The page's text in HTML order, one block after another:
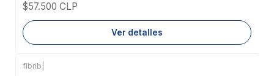
$57.500 CLP
Ver detalles
fibrib